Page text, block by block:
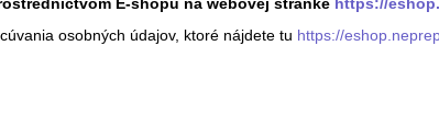
osobných údajov, ktoré nájdete tu https://